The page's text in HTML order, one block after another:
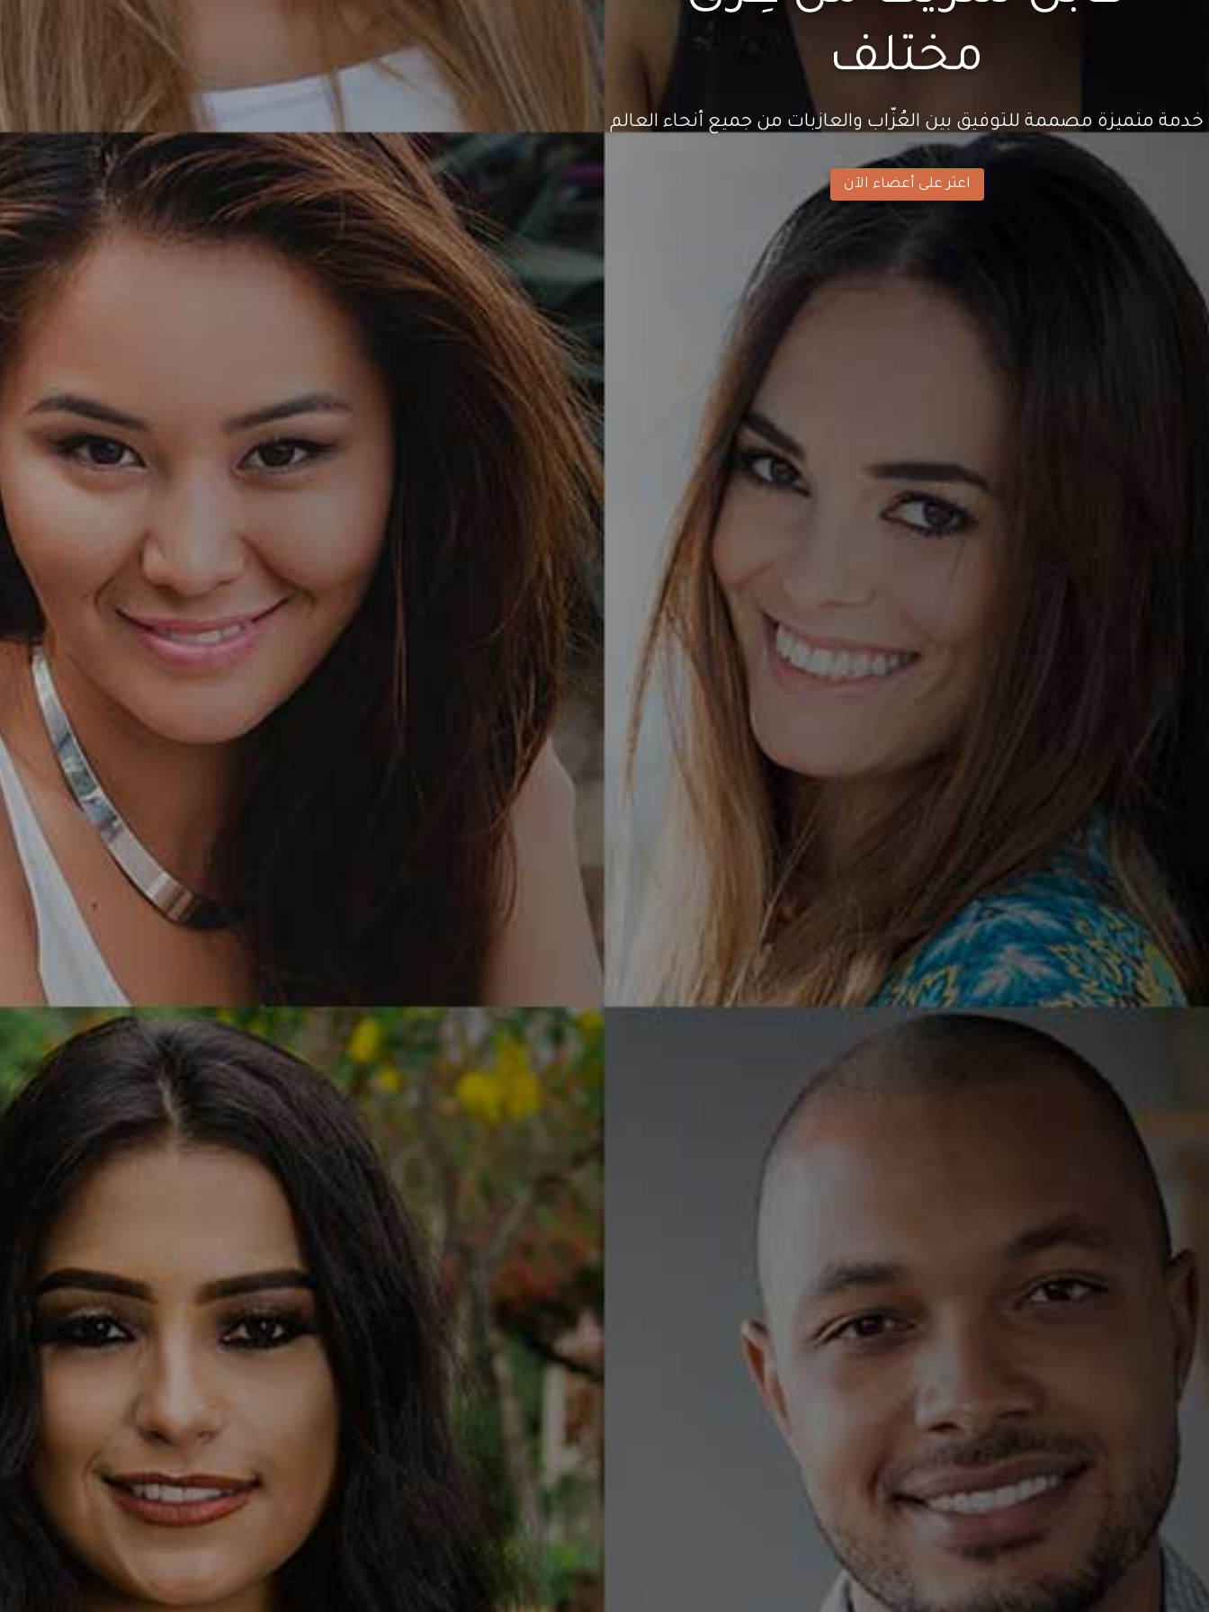
مختلف
خدمة متميزة مصممة للتوفيق بين العُزّاب والعازبات من جميع أنحاء العالم
اعثر على أعضاء الآن